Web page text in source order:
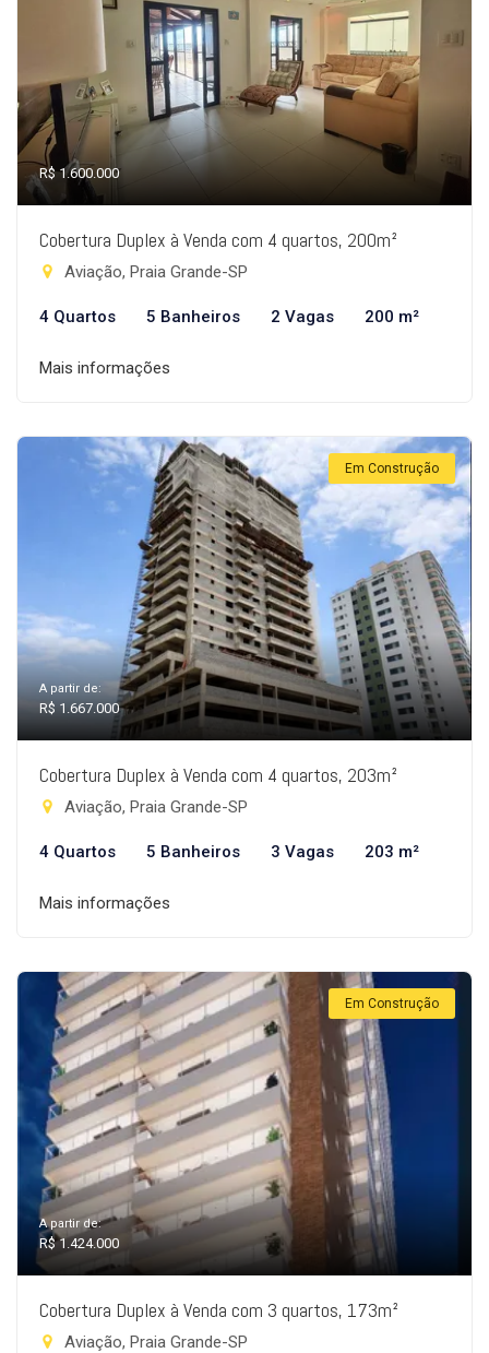
R$ 1.600.000
Cobertura Duplex à Venda com 4 quartos, 200m²
Aviação, Praia Grande-SP
4 Quartos 5 Banheiros 2 Vagas 200 m²
Mais informações
Em Construção
A partir de:
R$ 1.667.000
Cobertura Duplex à Venda com 4 quartos, 203m²
Aviação, Praia Grande-SP
4 Quartos 5 Banheiros 3 Vagas 203 m²
Mais informações
Em Construção
A partir de:
R$ 1.424.000
Cobertura Duplex à Venda com 3 quartos, 173m²
Aviação, Praia Grande-SP